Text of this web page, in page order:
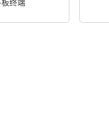
终端